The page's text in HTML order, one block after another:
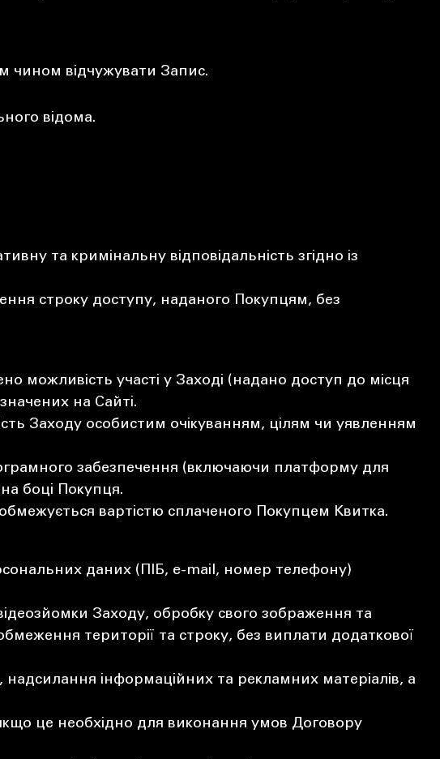
чином відчужувати Запис.
відома.
та кримінальну відповідальність згідно із
строку доступу, наданого Покупцям, без
участі у Заході (надано доступ до місця
на Сайті.
Заходу особистим очікуванням, цілям чи уявленням
забезпечення (включаючи платформу для
боці Покупця.
вартістю сплаченого Покупцем Квитка.
даних (ПІБ, e-mail, номер телефону)
Заходу, обробку свого зображення та
території та строку, без виплати додаткової
інформаційних та рекламних матеріалів, а
це необхідно для виконання умов Договору